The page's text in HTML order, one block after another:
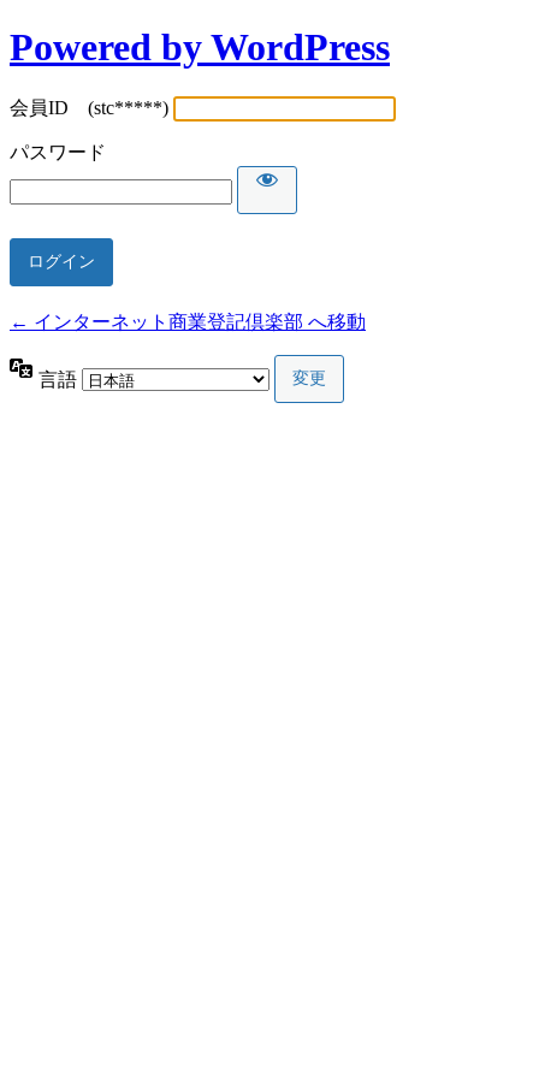
Powered by WordPress
会員ID (stc*****)
パスワード
← インターネット商業登記倶楽部 へ移動
言語